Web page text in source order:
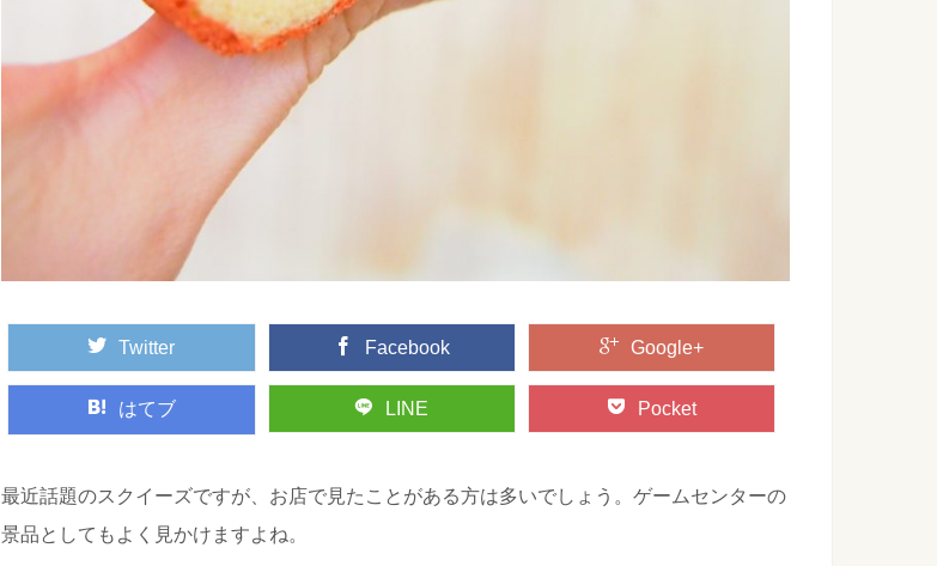
Twitter Facebook Google+
はてブ LINE Pocket
最近話題のスクイーズですが、お店で見たことがある方は多いでしょう。ゲームセンターの
景品としてもよく見かけますよね。